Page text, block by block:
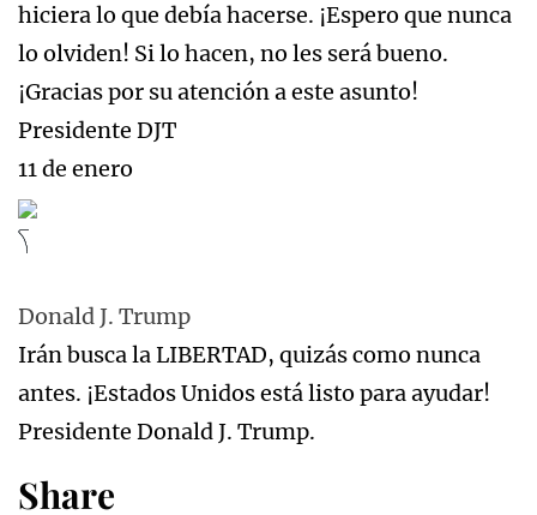
hiciera lo que debía hacerse. ¡Espero que nunca
lo olviden! Si lo hacen, no les será bueno.
¡Gracias por su atención a este asunto!
Presidente DJT
11 de enero
Donald J. Trump
Irán busca la LIBERTAD, quizás como nunca
antes. ¡Estados Unidos está listo para ayudar!
Presidente Donald J. Trump.
Share